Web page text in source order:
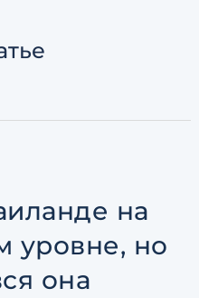
на
уровне, но
она